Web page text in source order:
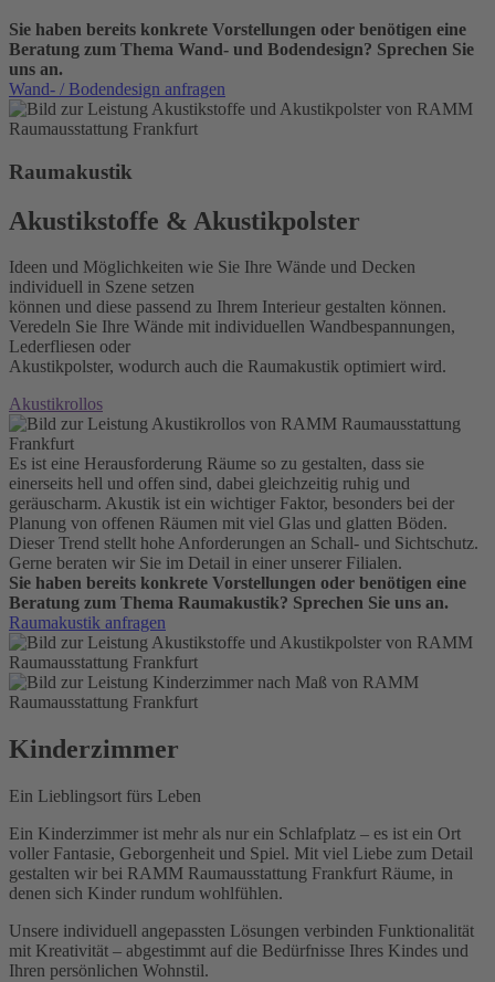
Sie haben bereits konkrete Vorstellungen oder benötigen eine
Beratung zum Thema Wand- und Bodendesign? Sprechen Sie
uns an.
Wand- / Bodendesign anfragen
Raumakustik
Akustikstoffe & Akustikpolster
Ideen und Möglichkeiten wie Sie Ihre Wände und Decken
individuell in Szene setzen
können und diese passend zu Ihrem Interieur gestalten können.
Veredeln Sie Ihre Wände mit individuellen Wandbespannungen,
Lederfliesen oder
Akustikpolster, wodurch auch die Raumakustik optimiert wird.
Akustikrollos
Es ist eine Herausforderung Räume so zu gestalten, dass sie
einerseits hell und offen sind, dabei gleichzeitig ruhig und
geräuscharm. Akustik ist ein wichtiger Faktor, besonders bei der
Planung von offenen Räumen mit viel Glas und glatten Böden.
Dieser Trend stellt hohe Anforderungen an Schall- und Sichtschutz.
Gerne beraten wir Sie im Detail in einer unserer Filialen.
Sie haben bereits konkrete Vorstellungen oder benötigen eine
Beratung zum Thema Raumakustik? Sprechen Sie uns an.
Raumakustik anfragen
Kinderzimmer
Ein Lieblingsort fürs Leben
Ein Kinderzimmer ist mehr als nur ein Schlafplatz – es ist ein Ort
voller Fantasie, Geborgenheit und Spiel. Mit viel Liebe zum Detail
gestalten wir bei RAMM Raumausstattung Frankfurt Räume, in
denen sich Kinder rundum wohlfühlen.
Unsere individuell angepassten Lösungen verbinden Funktionalität
mit Kreativität – abgestimmt auf die Bedürfnisse Ihres Kindes und
Ihren persönlichen Wohnstil.